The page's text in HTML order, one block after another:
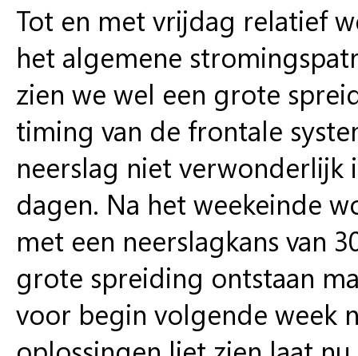
Tot en met vrijdag relatief
het algemene
zien we wel een grote
timing van de frontale
neerslag niet verwonderlijk
dagen. Na het weekeinde
met een neerslagkans van
grote spreiding ontstaan
voor begin volgende week